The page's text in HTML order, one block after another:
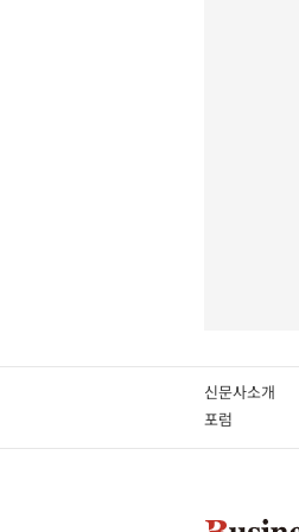
신문사소개
포럼